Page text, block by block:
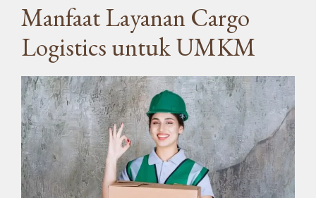
Manfaat Layanan Cargo
Logistics untuk UMKM